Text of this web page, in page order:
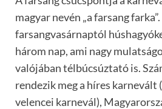
magyar nevén „a farsang farka”.
farsangvasárnaptól
három nap, ami nagy
valójában télbúcsúztató is.
rendezik meg a híres karnevált
velencei karnevál),